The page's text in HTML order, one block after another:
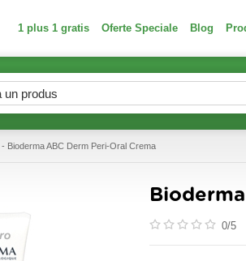
1 plus 1 gratis Oferte Speciale Blog
- Bioderma ABC Derm Peri-Oral Crema
0/5